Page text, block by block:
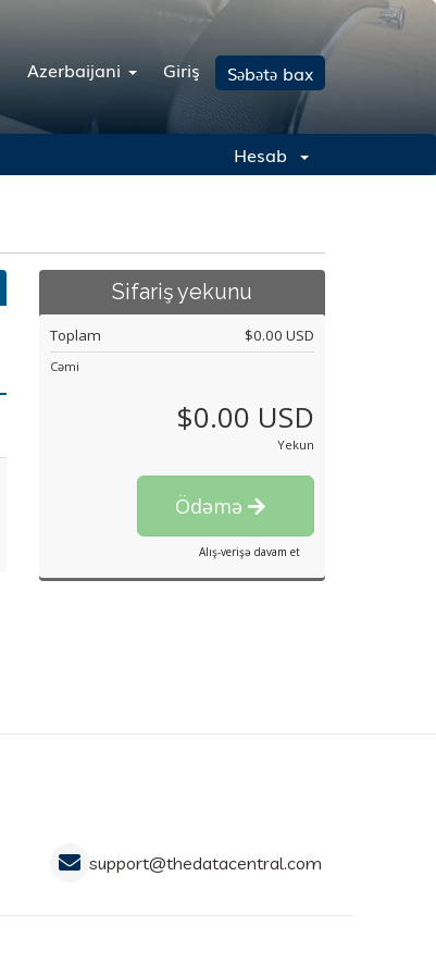
Azerbaijani Giriş Səbətə bax
Hesab
Sifariş yekunu
Toplam $0.00 USD
Cəmi
$0.00 USD
Yekun
Ödəmə
Alış-verişə davam et
support@thedatacentral.com